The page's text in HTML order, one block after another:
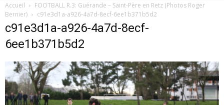
Accueil
FOOTBALL R.3: Guérande – Saint-Père en Retz (Photos Roger
Bernier)
c91e3d1a-a926-4a7d-8ecf-6ee1b371b5d2
c91e3d1a-a926-4a7d-8ecf-
6ee1b371b5d2